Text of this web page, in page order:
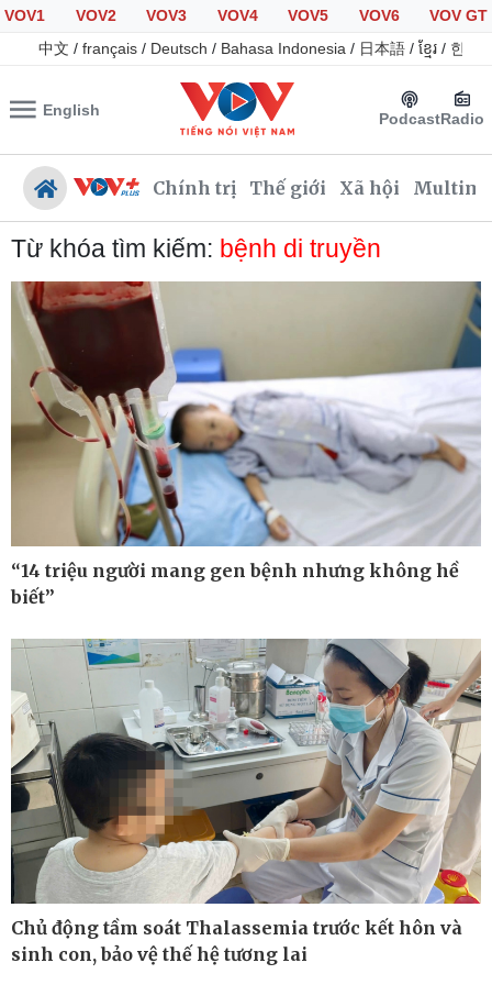
VOV1 VOV2 VOV3 VOV4 VOV5 VOV6
VOV GT
中文 / français / Deutsch / Bahasa Indonesia / 日本語 / ខ្មែរ / 한국
English PodcastRadio
Chính trị Thế giới Xã hội
Chính trị
Đảng
Tổ chức nhân sự
Quốc hội
Nhận diện sự thật
Dự báo thời tiết
Dấu ấn VOV
Việc làm
Biển đảo
Thế giới
Quan sát
Cuộc sống đó đây
Hồ sơ
Multimedia
Ảnh
Video
E-Magazine
Infographic
Kinh tế
Thị trường
Từ khóa tìm kiếm: bệnh di truyền
“14 triệu người mang gen bệnh nhưng không hề
biết”
Chủ động tầm soát Thalassemia trước kết hôn và
sinh con, bảo vệ thế hệ tương lai